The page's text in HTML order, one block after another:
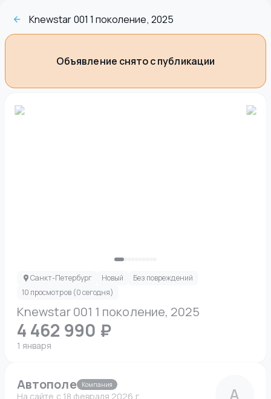
Knewstar 001 1 поколение, 2025
Объявление снято с публикации
Knewstar 001 1 поколение, 2025
4 462 990 ₽
1 января
Санкт-Петербург Новый
Без повреждений
10 просмотров (0 сегодня)
Автополе Компания
На сайте c 18 февраля 2026 г.
А